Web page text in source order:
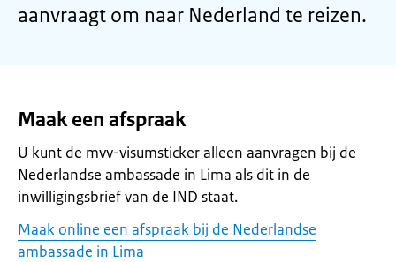
aanvraagt om naar Nederland te reizen.
Maak een afspraak
U kunt de mvv-visumsticker alleen aanvragen bij de
Nederlandse ambassade in Lima als dit in de
inwilligingsbrief van de IND staat.
Maak online een afspraak bij de Nederlandse
ambassade in Lima